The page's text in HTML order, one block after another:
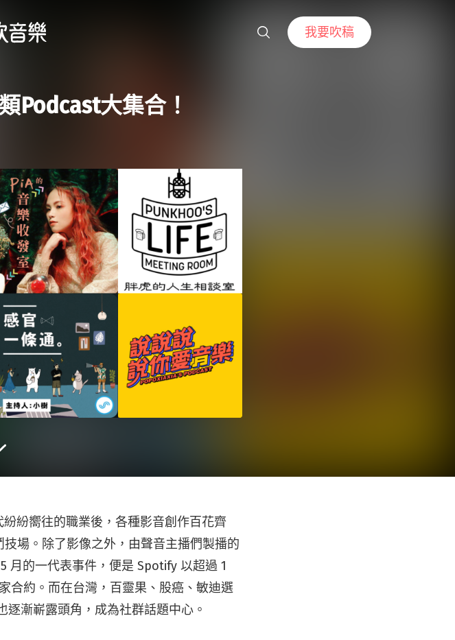
我要吹稿
Podcast大集合！
紛嚮往的職業後，各種影音創作百花齊
場。除了影像之外，由聲音主播們製播的
月的一代表事件，便是 Spotify 以超過 1
合約。而在台灣，百靈果、股癌、敏迪選
漸嶄露頭角，成為社群話題中心。